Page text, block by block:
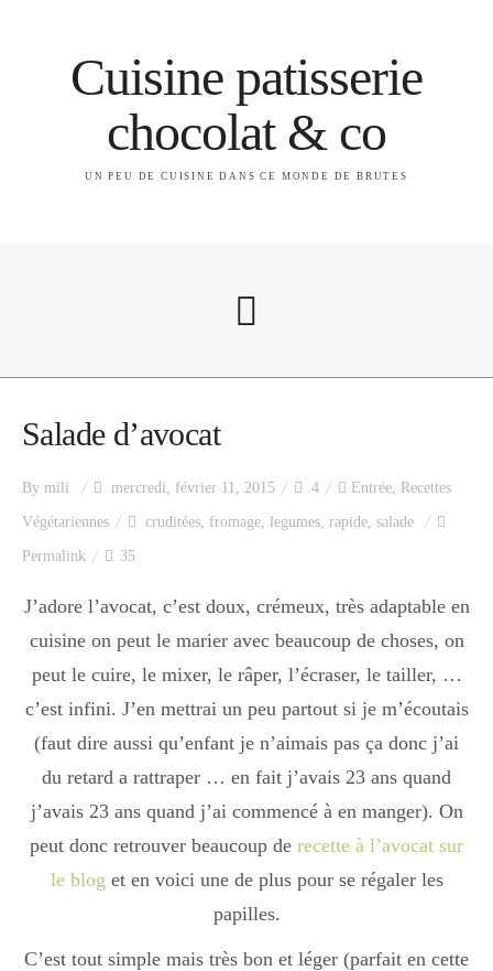
Cuisine patisserie
chocolat & co
UN PEU DE CUISINE DANS CE MONDE DE BRUTES
Index des recettes
Apéro
Entrée
plats
Dessert
Salade d’avocat
By mili mercredi, février 11, 2015 4 Entrée, Recettes
Végétariennes cruditées, fromage, legumes, rapide, salade
Permalink 35
J’adore l’avocat, c’est doux, crémeux, très adaptable en
cuisine on peut le marier avec beaucoup de choses, on
peut le cuire, le mixer, le râper, l’écraser, le tailler, …
c’est infini. J’en mettrai un peu partout si je m’écoutais
(faut dire aussi qu’enfant je n’aimais pas ça donc j’ai
du retard a rattraper … en fait j’avais 23 ans quand
j’avais 23 ans quand j’ai commencé à en manger). On
peut donc retrouver beaucoup de recette à l’avocat sur
le blog et en voici une de plus pour se régaler les
papilles.
C’est tout simple mais très bon et léger (parfait en cette